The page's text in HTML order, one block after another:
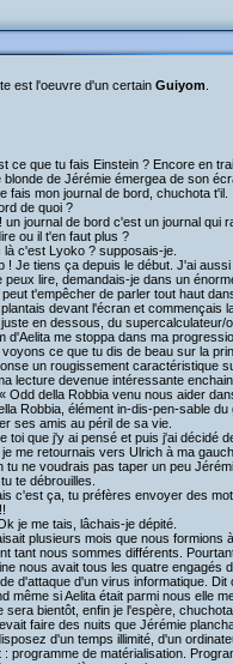
est l'oeuvre d'un certain Guiyom
ce que tu fais Einstein ? Encore en
blonde de Jérémie émergea de son
fais mon journal de bord, chuchota t'il.
de quoi ?
un journal de bord c'est un journal qui
ou il t'en faut plus ?
là c'est Lyoko ? supposais-je.
! Je tiens ça depuis le début. J'ai
peux lire, demandais-je dans un
t'empêcher de parler tout haut
devant l'écran et commençais
en dessous, du supercalculateur/
d'Aelita me stoppa dans ma
voyons ce que tu dis de beau sur la
un rougissement caractéristique
lecture devenue intéressante
Odd della Robbia venu nous aider
Robbia, élément in-dis-pen-sable
ses amis au péril de sa vie.
toi que j'y ai pensé et puis j'ai décidé
me retournais vers Ulrich à ma
tu ne voudrais pas taper un peu
te débrouilles.
c'est ça, tu préfères envoyer des
je me tais, lâchais-je dépité.
plusieurs mois que nous formions
tant nous sommes différents.
nous avait tous les quatre engagés
d'attaque d'un virus informatique.
même si Aelita était parmi nous elle
sera bientôt, enfin je l'espère,
faire des nuits que Jérémie
d'un temps illimité, d'un
: programme de matérialisation.